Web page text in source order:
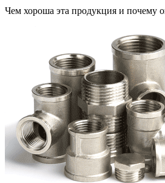
Чем хороша эта продукция и почему